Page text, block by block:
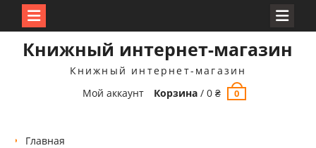
Книжный интернет-магазин
Книжный интернет-магазин
Мой аккаунт
Корзина /0₴ 0
Главная